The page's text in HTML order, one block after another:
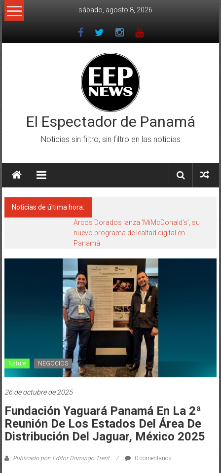
Saltar
al
sábado, agosto 8, 2026
El Espectador de Panamá
Noticias sin filtro, sin filtro en las noticias
Noticias de última hora:
Arcos Dorados lanza ‘MiMcDonald’s’, su
nuevo programa de lealtad digital en
Panamá
Nature NEGOCIOS
26 de octubre de 2025
Fundación Yaguará Panamá En La 2ª
Reunión De Los Estados Del Área De
Distribución Del Jaguar, México 2025
Publicado por: Editor Domingo Trent 0 comentarios